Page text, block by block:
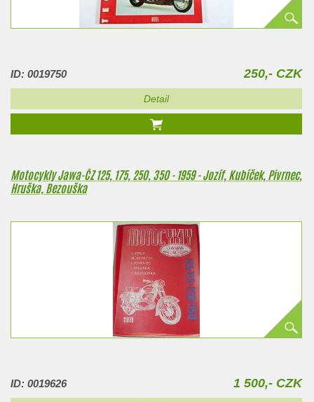
ID: 0019750 250,- CZK
Detail
Motocykly Jawa-ČZ 125, 175, 250, 350 - 1959 - Jozíf, Kubíček, Pivrnec,
Hruška, Bezouška
ID: 0019626 1 500,- CZK